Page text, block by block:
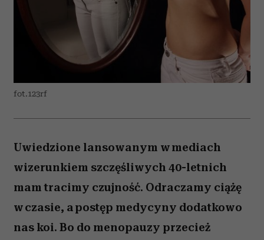
fot.123rf
Uwiedzione lansowanym w mediach
wizerunkiem szczęśliwych 40-letnich
mam tracimy czujność. Odraczamy ciążę
w czasie, a postęp medycyny dodatkowo
nas koi. Bo do menopauzy przecież